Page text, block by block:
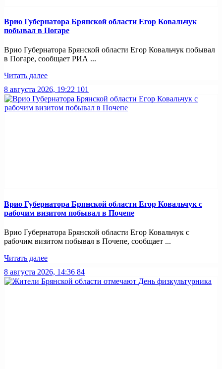
Врио Губернатора Брянской области Егор Ковальчук
побывал в Погаре
Врио Губернатора Брянской области Егор Ковальчук побывал
в Погаре, сообщает РИА ...
Читать далее
8 августа 2026, 19:22 101
Врио Губернатора Брянской области Егор Ковальчук с
рабочим визитом побывал в Почепе
Врио Губернатора Брянской области Егор Ковальчук с
рабочим визитом побывал в Почепе, сообщает ...
Читать далее
8 августа 2026, 14:36 84